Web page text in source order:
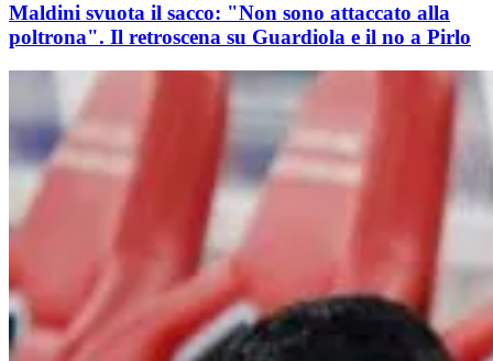
Maldini svuota il sacco: "Non sono attaccato alla
poltrona". Il retroscena su Guardiola e il no a Pirlo